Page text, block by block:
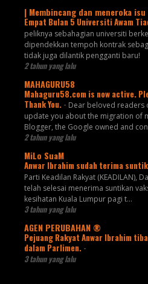
| Membincang dan meneroka
Empat Bulan 5 Universiti Awam
peliknya sebahagian universiti
dipendekkan tempoh kontrak
tidak juga dilantik pengganti baru!
2 tahun yang lalu
MAHAGURU58
Mahaguru58.com is now active.
Thank You. - Dear beloved readers
update you about the migration of
Blogger, the Google owned and
2 tahun yang lalu
MiLo SuaM
Anwar Ibrahim sudah terima
Parti Keadilan Rakyat (KEADILAN),
telah selesai menerima suntikan
kesihatan Kuala Lumpur pagi t...
3 tahun yang lalu
AGEN PERUBAHAN ®
Pejuang Rakyat Anwar Ibrahim
dalam Parlimen. -
3 tahun yang lalu